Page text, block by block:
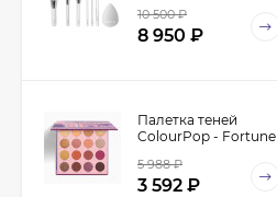
Yourself Kit
10 500₽
8 950 ₽
Палетка теней
ColourPop - Fortune
5 988₽
3 592 ₽